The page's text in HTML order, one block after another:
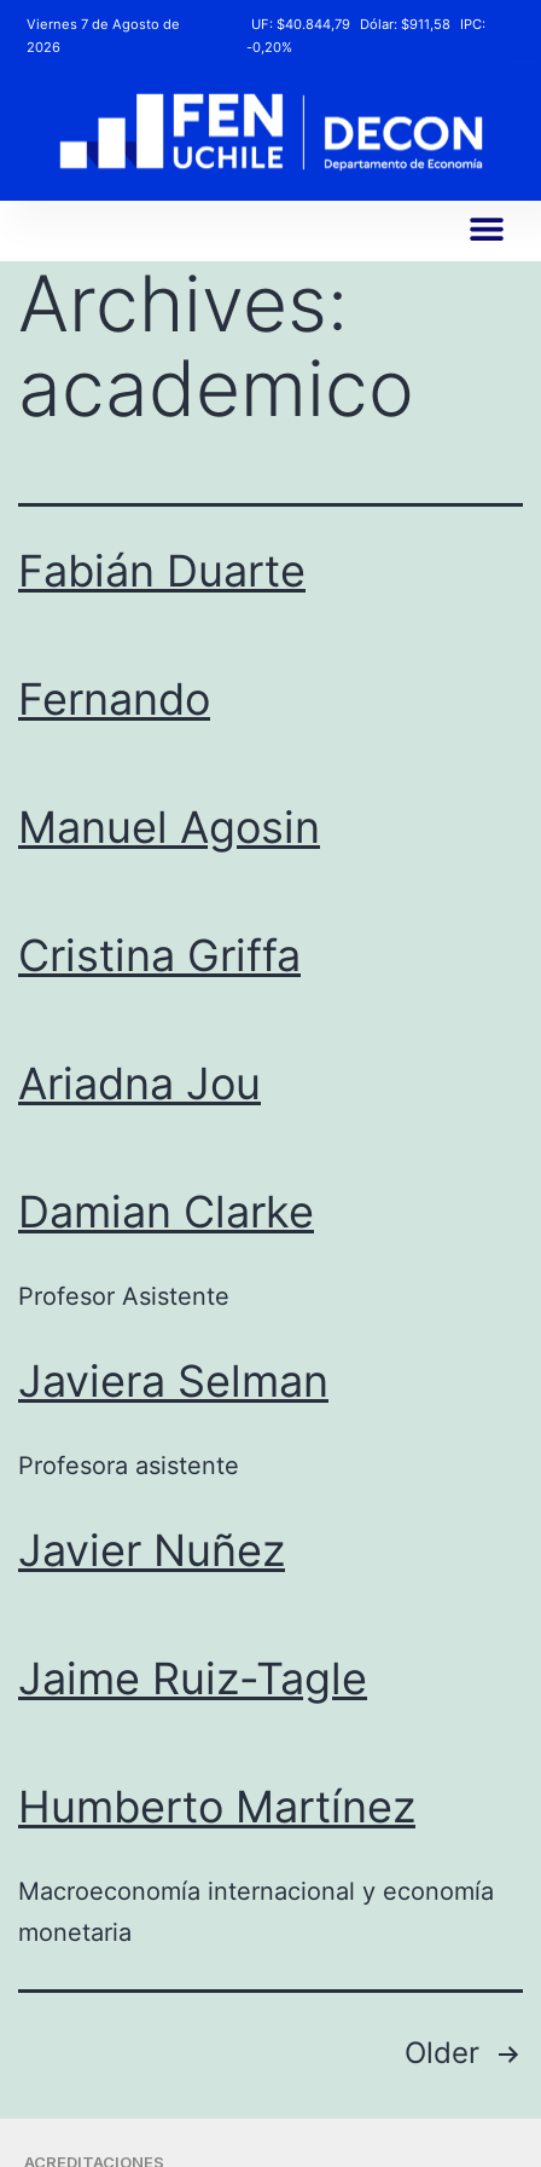
Viernes 7 de Agosto de
2026
UF:$40.844,79 Dólar:$911,58
IPC:
-0,20%
Archives:
academico
Fabián Duarte
Fernando
Manuel Agosin
Cristina Griffa
Ariadna Jou
Damian Clarke
Profesor Asistente
Javiera Selman
Profesora asistente
Javier Nuñez
Jaime Ruiz-Tagle
Humberto Martínez
Macroeconomía internacional y economía
monetaria
Older
ACREDITACIONES